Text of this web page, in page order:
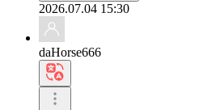
2026.07.04 15:30
daHorse666